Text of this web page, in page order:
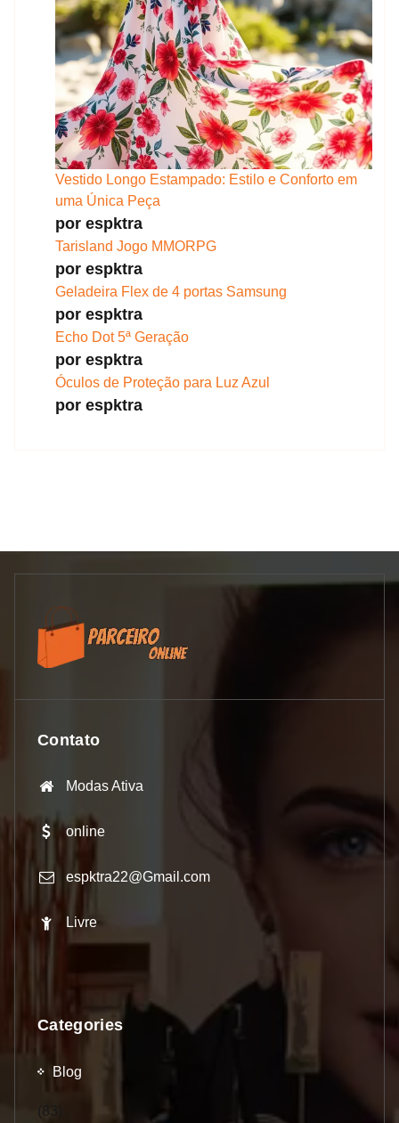
Vestido Longo Estampado: Estilo e Conforto em
uma Única Peça
por espktra
Tarisland Jogo MMORPG
por espktra
Geladeira Flex de 4 portas Samsung
por espktra
Echo Dot 5ª Geração
por espktra
Óculos de Proteção para Luz Azul
por espktra
Contato
Modas Ativa
online
espktra22@Gmail.com
Livre
Categories
Blog
(83)